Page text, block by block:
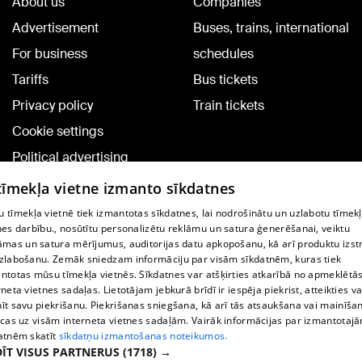
Advertisement
For business
Tariffs
Privacy policy
Cookie settings
Political advertising
Cookie policy
Commenting terms
Buses, trains, international
schedules
Bus tickets
Train tickets
TV program
Contract rules
360 Ziņu kontakti
Helio Media
vietne izmanto sīkdatnes
tīmekļa vietnē tiek izmantotas sīkdatnes, lai nodrošinātu un uzlabotu
darbību., nosūtītu personalizētu reklāmu un satura ģenerēšanai, veiktu
un satura mērījumus, auditorijas datu apkopošanu, kā arī produktu
Zemāk sniedzam informāciju par visām sīkdatnēm, kuras tiek
mūsu tīmekļa vietnēs. Sīkdatnes var atšķirties atkarībā no
vietnes sadaļas. Lietotājam jebkurā brīdī ir iespēja piekrist, atteikties
savu piekrišanu. Piekrišanas sniegšana, kā arī tās atsaukšana vai
uz visām interneta vietnes sadaļām. Vairāk informācijas par
skatīt sīkdatņu izmantošanas noteikumos.
VISUS PARTNERUS (1718) →